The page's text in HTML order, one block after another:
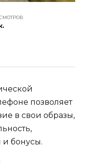
позволяет
в свои образы,
и бонусы.